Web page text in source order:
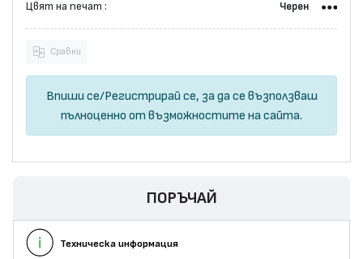
Цвят на печат : Черен
Сравни
Впиши се/Регистрирай се, за да се възползваш
пълноценно от възможностите на сайта.
ПОРЪЧАЙ
Техническа информация